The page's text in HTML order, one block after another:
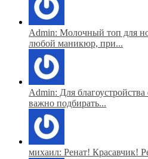
Admin: Молочный топ для
любой маникюр, при...
Admin: Для
важно подбирать...
михаил: Ренат! Красавчик!